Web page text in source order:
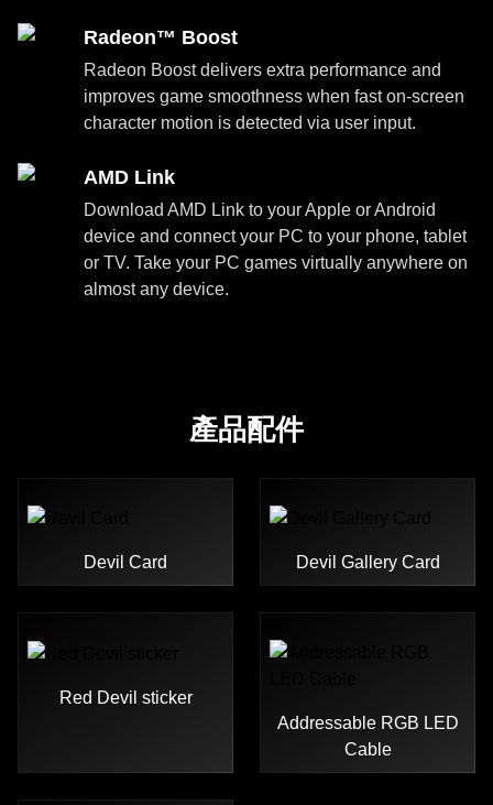
Radeon™ Boost
Radeon Boost delivers extra performance and
improves game smoothness when fast on-screen
character motion is detected via user input.
AMD Link
Download AMD Link to your Apple or Android
device and connect your PC to your phone, tablet
or TV. Take your PC games virtually anywhere on
almost any device.
產品配件
Devil Card Devil Gallery Card
Red Devil sticker
Addressable RGB LED
Cable